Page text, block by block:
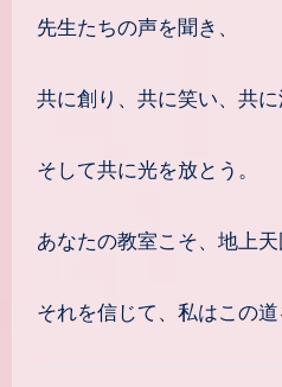
先生たちの声を聞き、
共に創り、共に笑い、共に
そして共に光を放とう。
あなたの教室こそ、地上天
それを信じて、私はこの道